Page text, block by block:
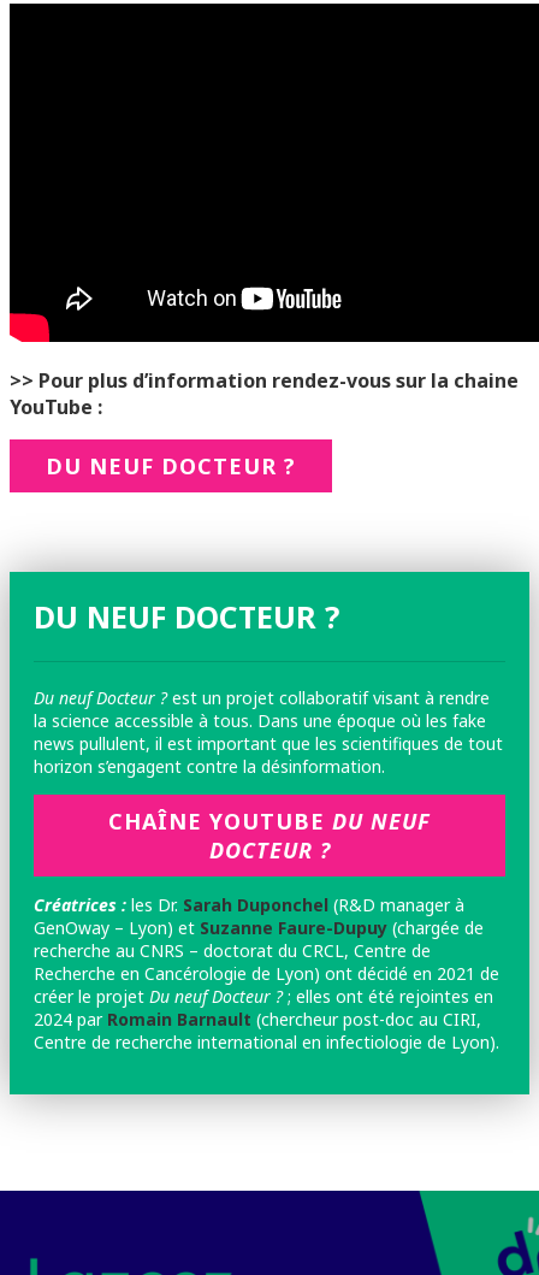
>> Pour plus d’information rendez-vous sur la chaine
YouTube :
DU NEUF DOCTEUR ?
DU NEUF DOCTEUR ?
Du neuf Docteur ?est un projet collaboratif visant à rendre
la science accessible à tous. Dans une époque où les fake
news pullulent, il est important que les scientifiques de tout
horizon s’engagent contre la désinformation.
CHAÎNE YOUTUBE DU NEUF
DOCTEUR ?
Créatrices : les Dr. Sarah Duponchel (R&D manager à
GenOway – Lyon) et Suzanne Faure-Dupuy (chargée de
recherche au CNRS – doctorat du CRCL, Centre de
Recherche en Cancérologie de Lyon) ont décidé en 2021 de
créer le projet Du neuf Docteur ?; elles ont été rejointes en
2024 parRomain Barnault (chercheur post-doc au CIRI,
Centre de recherche international en infectiologie de Lyon).